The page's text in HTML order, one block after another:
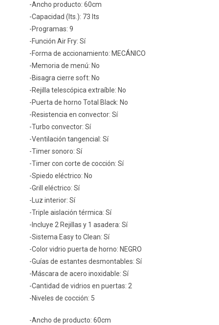
-Ancho producto: 60cm
-Capacidad (lts.): 73 lts
-Programas: 9
-Función Air Fry: Sí
-Forma de accionamiento: MECÁNICO
-Memoria de menú: No
-Bisagra cierre soft: No
-Rejilla telescópica extraíble: No
-Puerta de horno Total Black: No
-Resistencia en convector: Sí
-Turbo convector: Sí
-Ventilación tangencial: Sí
-Timer sonoro: Sí
-Timer con corte de cocción: Sí
-Spiedo eléctrico: No
-Grill eléctrico: Sí
-Luz interior: Sí
-Triple aislación térmica: Sí
-Incluye 2 Rejillas y 1 asadera: Sí
-Sistema Easy to Clean: Sí
-Color vidrio puerta de horno: NEGRO
-Guías de estantes desmontables: Sí
-Máscara de acero inoxidable: Sí
-Cantidad de vidrios en puertas: 2
-Niveles de cocción: 5
-Ancho de producto: 60cm